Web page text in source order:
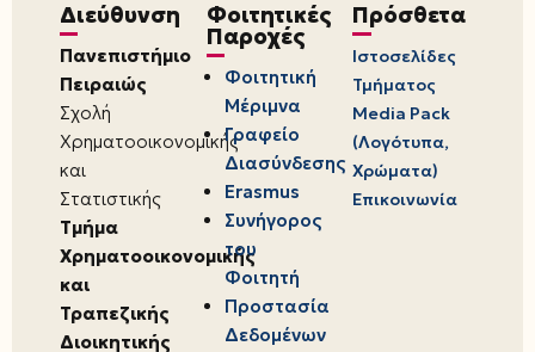
Διεύθυνση
Πανεπιστήμιο
Πειραιώς
Σχολή
Χρηματοοικονομικής
και
Στατιστικής
Τμήμα
Χρηματοοικονομικής
και
Τραπεζικής
Διοικητικής
Φοιτητικές
Παροχές
Φοιτητική
Μέριμνα
Γραφείο
Διασύνδεσης
Erasmus
Συνήγορος
του
Φοιτητή
Προστασία
Δεδομένων
Πρόσθετα
Ιστοσελίδες
Τμήματος
Media Pack
(Λογότυπα,
Χρώματα)
Επικοινωνία